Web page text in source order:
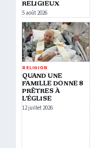
RELIGIEUX
5 août 2026
RELIGION
QUAND UNE
FAMILLE DONNE 8
PRÊTRES À
L’ÉGLISE
12 juillet 2026